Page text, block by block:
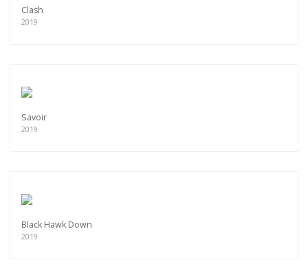
Clash
2019
Savoir
2019
Black Hawk Down
2019